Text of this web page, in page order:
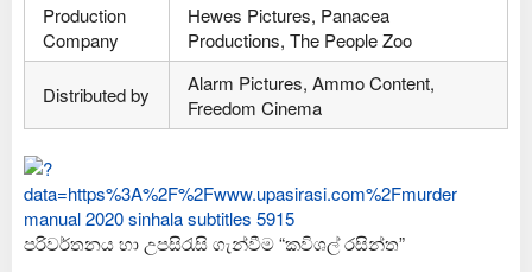
Production
Company
Hewes Pictures, Panacea
Productions, The People Zoo
Distributed by
Alarm Pictures, Ammo Content,
Freedom Cinema
පරිවර්තනය හා උපසිරැසි ගැන්වීම “කවිශල් රසින්ත”